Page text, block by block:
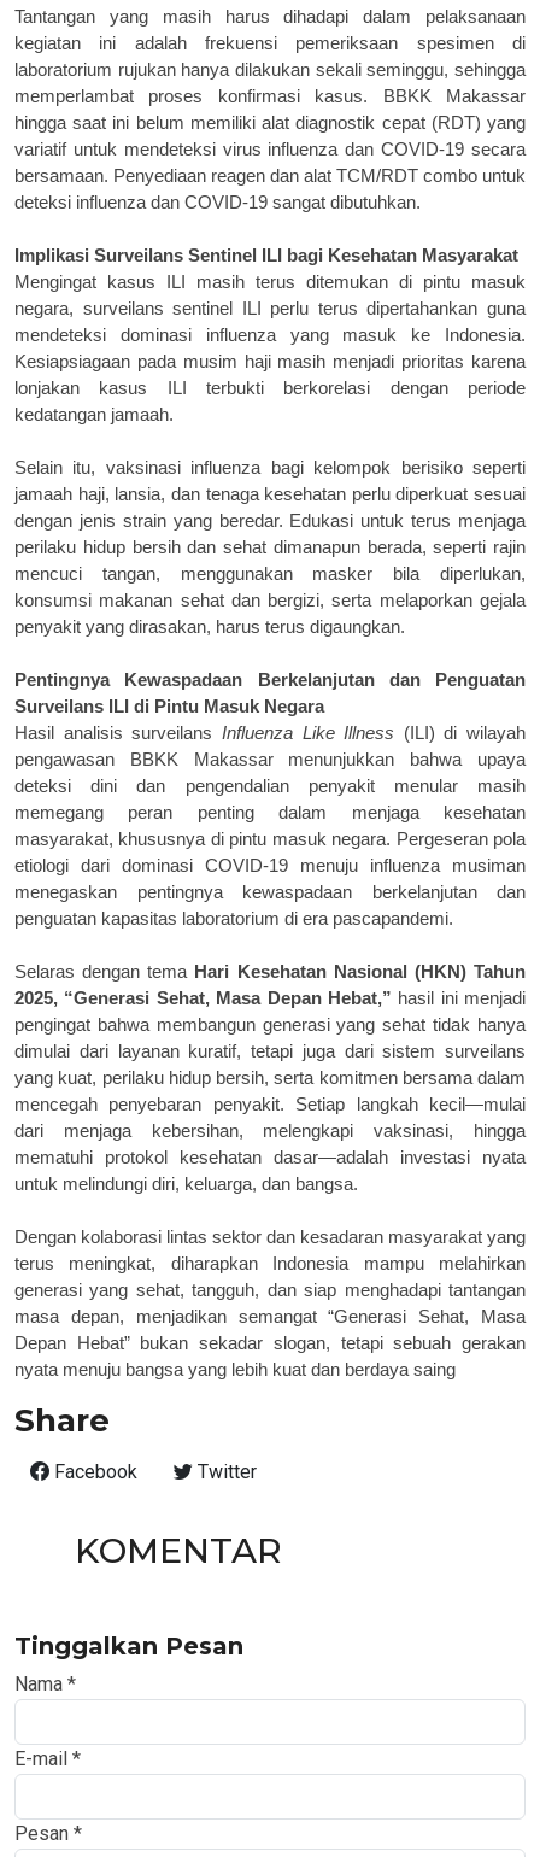
Tantangan yang masih harus dihadapi dalam pelaksanaan
kegiatan ini adalah frekuensi pemeriksaan spesimen di
laboratorium rujukan hanya dilakukan sekali seminggu, sehingga
memperlambat proses konfirmasi kasus. BBKK Makassar
hingga saat ini belum memiliki alat diagnostik cepat (RDT) yang
variatif untuk mendeteksi virus influenza dan COVID-19 secara
bersamaan. Penyediaan reagen dan alat TCM/RDT combo untuk
deteksi influenza dan COVID-19 sangat dibutuhkan.
Implikasi Surveilans Sentinel ILI bagi Kesehatan Masyarakat
Mengingat kasus ILI masih terus ditemukan di pintu masuk
negara, surveilans sentinel ILI perlu terus dipertahankan guna
mendeteksi dominasi influenza yang masuk ke Indonesia.
Kesiapsiagaan pada musim haji masih menjadi prioritas karena
lonjakan kasus ILI terbukti berkorelasi dengan periode
kedatangan jamaah.
Selain itu, vaksinasi influenza bagi kelompok berisiko seperti
jamaah haji, lansia, dan tenaga kesehatan perlu diperkuat sesuai
dengan jenis strain yang beredar. Edukasi untuk terus menjaga
perilaku hidup bersih dan sehat dimanapun berada, seperti rajin
mencuci tangan, menggunakan masker bila diperlukan,
konsumsi makanan sehat dan bergizi, serta melaporkan gejala
penyakit yang dirasakan, harus terus digaungkan.
Pentingnya Kewaspadaan Berkelanjutan dan Penguatan
Surveilans ILI di Pintu Masuk Negara
Hasil analisis surveilans Influenza Like Illness (ILI) di wilayah
pengawasan BBKK Makassar menunjukkan bahwa upaya
deteksi dini dan pengendalian penyakit menular masih
memegang peran penting dalam menjaga kesehatan
masyarakat, khususnya di pintu masuk negara. Pergeseran pola
etiologi dari dominasi COVID-19 menuju influenza musiman
menegaskan pentingnya kewaspadaan berkelanjutan dan
penguatan kapasitas laboratorium di era pascapandemi.
Selaras dengan tema Hari Kesehatan Nasional (HKN) Tahun
2025, “Generasi Sehat, Masa Depan Hebat,” hasil ini menjadi
pengingat bahwa membangun generasi yang sehat tidak hanya
dimulai dari layanan kuratif, tetapi juga dari sistem surveilans
yang kuat, perilaku hidup bersih, serta komitmen bersama dalam
mencegah penyebaran penyakit. Setiap langkah kecil—mulai
dari menjaga kebersihan, melengkapi vaksinasi, hingga
mematuhi protokol kesehatan dasar—adalah investasi nyata
untuk melindungi diri, keluarga, dan bangsa.
Dengan kolaborasi lintas sektor dan kesadaran masyarakat yang
terus meningkat, diharapkan Indonesia mampu melahirkan
generasi yang sehat, tangguh, dan siap menghadapi tantangan
masa depan, menjadikan semangat “Generasi Sehat, Masa
Depan Hebat” bukan sekadar slogan, tetapi sebuah gerakan
nyata menuju bangsa yang lebih kuat dan berdaya saing
Share
Facebook Twitter
KOMENTAR
Tinggalkan Pesan
Nama *
E-mail *
Pesan *